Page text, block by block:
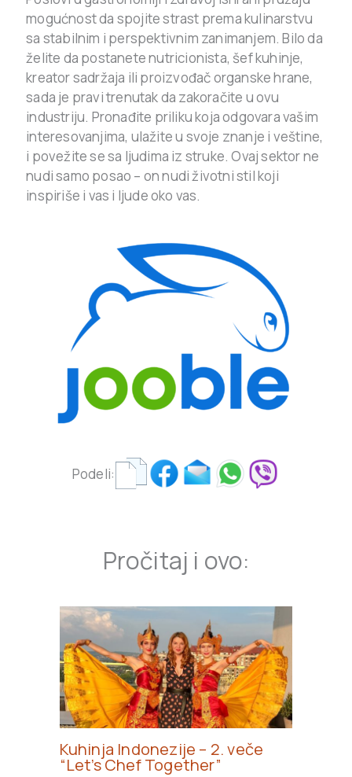
mogućnost da spojite strast prema kulinarstvu
sa stabilnim i perspektivnim zanimanjem. Bilo da
želite da postanete nutricionista, šef kuhinje,
kreator sadržaja ili proizvođač organske hrane,
sada je pravi trenutak da zakoračite u ovu
industriju. Pronađite priliku koja odgovara vašim
interesovanjima, ulažite u svoje znanje i veštine,
i povežite se sa ljudima iz struke. Ovaj sektor ne
nudi samo posao – on nudi životni stil koji
inspiriše i vas i ljude oko vas.
Podeli:
Pročitaj i ovo:
Kuhinja Indonezije – 2. veče
“Let’s Chef Together”